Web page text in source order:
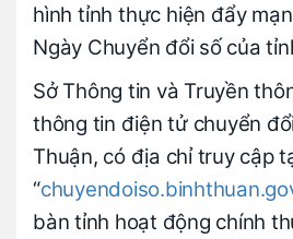
hình tỉnh thực hiện đẩy
Ngày Chuyển đổi số của
Sở Thông tin và Truyền
thông tin điện tử chuyển
Thuận, có địa chỉ truy cập
“
bàn tỉnh hoạt động chính